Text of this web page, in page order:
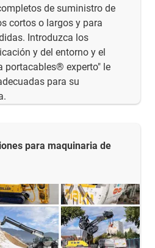
de suministro de
cortos o largos y para
Introduzca los
y del entorno y el
portacables® experto" le
para su
para maquinaria de